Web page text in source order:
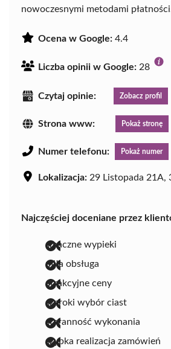
nowoczesnymi metodami
Ocena w Google: 4.4
Liczba opinii w Google: 28
Czytaj opinie: Zobacz profil
Strona www: Pokaż stronę
Numer telefonu: Pokaż numer
Lokalizacja: 29 Listopada 21A,
Najczęściej doceniane przez
smaczne wypieki
miła obsługa
atrakcyjne ceny
szeroki wybór ciast
staranność wykonania
szybka realizacja zamówień